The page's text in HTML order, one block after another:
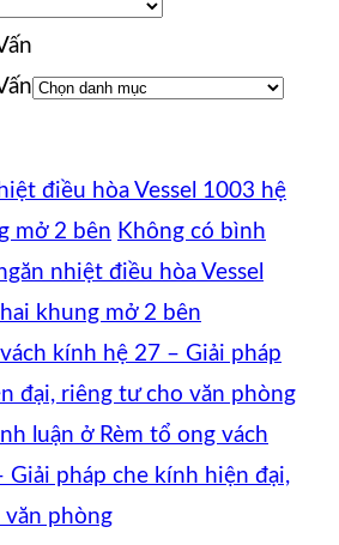
điều hòa Vessel 1003 hệ
mở 2 bên Không có bình
nhiệt điều hòa Vessel
khung mở 2 bên
kính hệ 27 – Giải pháp
đại, riêng tư cho văn phòng
luận ở Rèm tổ ong vách
Giải pháp che kính hiện đại,
phòng